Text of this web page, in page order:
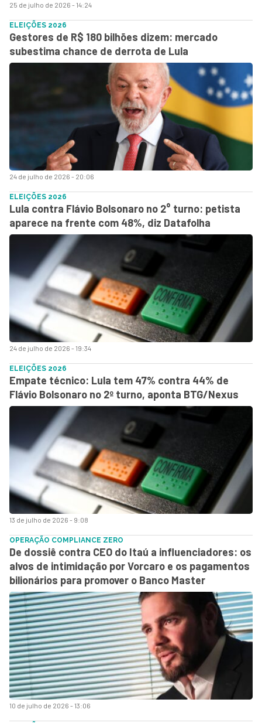
25 de julho de 2026 - 14:24
24 de julho de 2026 - 20:06
ELEIÇÕES 2026
Gestores de R$ 180 bilhões dizem: mercado
subestima chance de derrota de Lula
24 de julho de 2026 - 19:34
ELEIÇÕES 2026
Lula contra Flávio Bolsonaro no 2° turno: petista
aparece na frente com 48%, diz Datafolha
13 de julho de 2026 - 9:08
ELEIÇÕES 2026
Empate técnico: Lula tem 47% contra 44% de
Flávio Bolsonaro no 2º turno, aponta BTG/Nexus
10 de julho de 2026 - 13:06
OPERAÇÃO COMPLIANCE ZERO
De dossiê contra CEO do Itaú a influenciadores: os
alvos de intimidação por Vorcaro e os pagamentos
bilionários para promover o Banco Master